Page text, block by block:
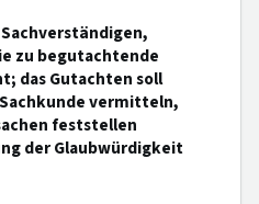
zu begutachtende
das Gutachten soll
vermitteln,
feststellen
der Glaubwürdigkeit